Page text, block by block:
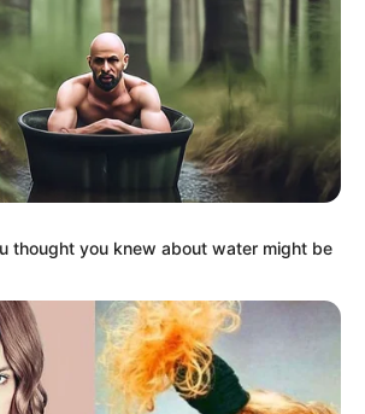
thought you knew about water might be